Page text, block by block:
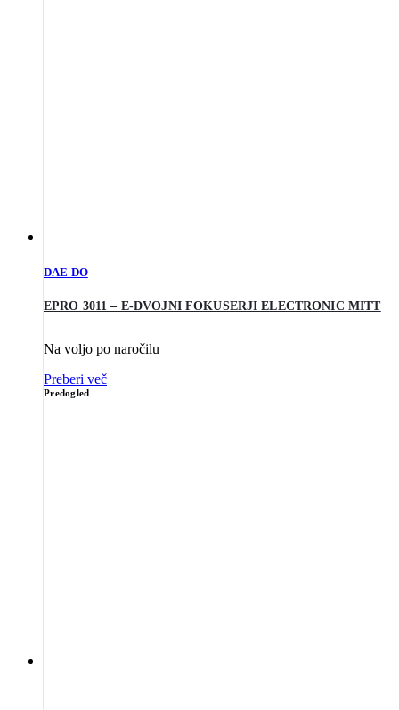
DAE DO
EPRO 3011 – E-DVOJNI FOKUSERJI ELECTRONIC MITT
Na voljo po naročilu
Preberi več
Predogled